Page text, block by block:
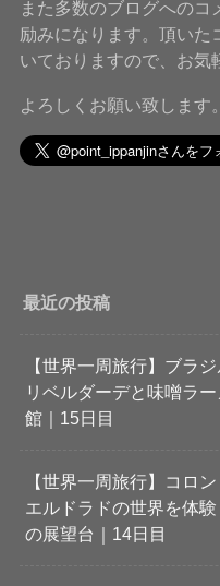
また多数のブログへのコ
励みになります。頂いた
いておりますので、お気
よろしくお願い致します。
最近の投稿
【世界一周旅行】ブラ
リベルダーデと味噌ラ
館｜15日目
【世界一周旅行】コロ
エルドラドの世界を体
の展望台｜14日目